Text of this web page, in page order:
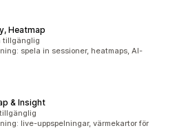
Heatmap
tillgänglig
spela in sessioner, heatmaps, AI-
& Insight
live-uppspelningar, värmekartor för